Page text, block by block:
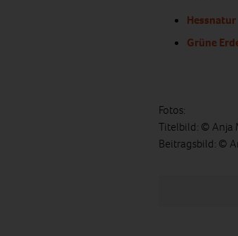
Hessnatur
Grüne
Fotos:
Titelbild: © Anja
Beitragsbild: ©